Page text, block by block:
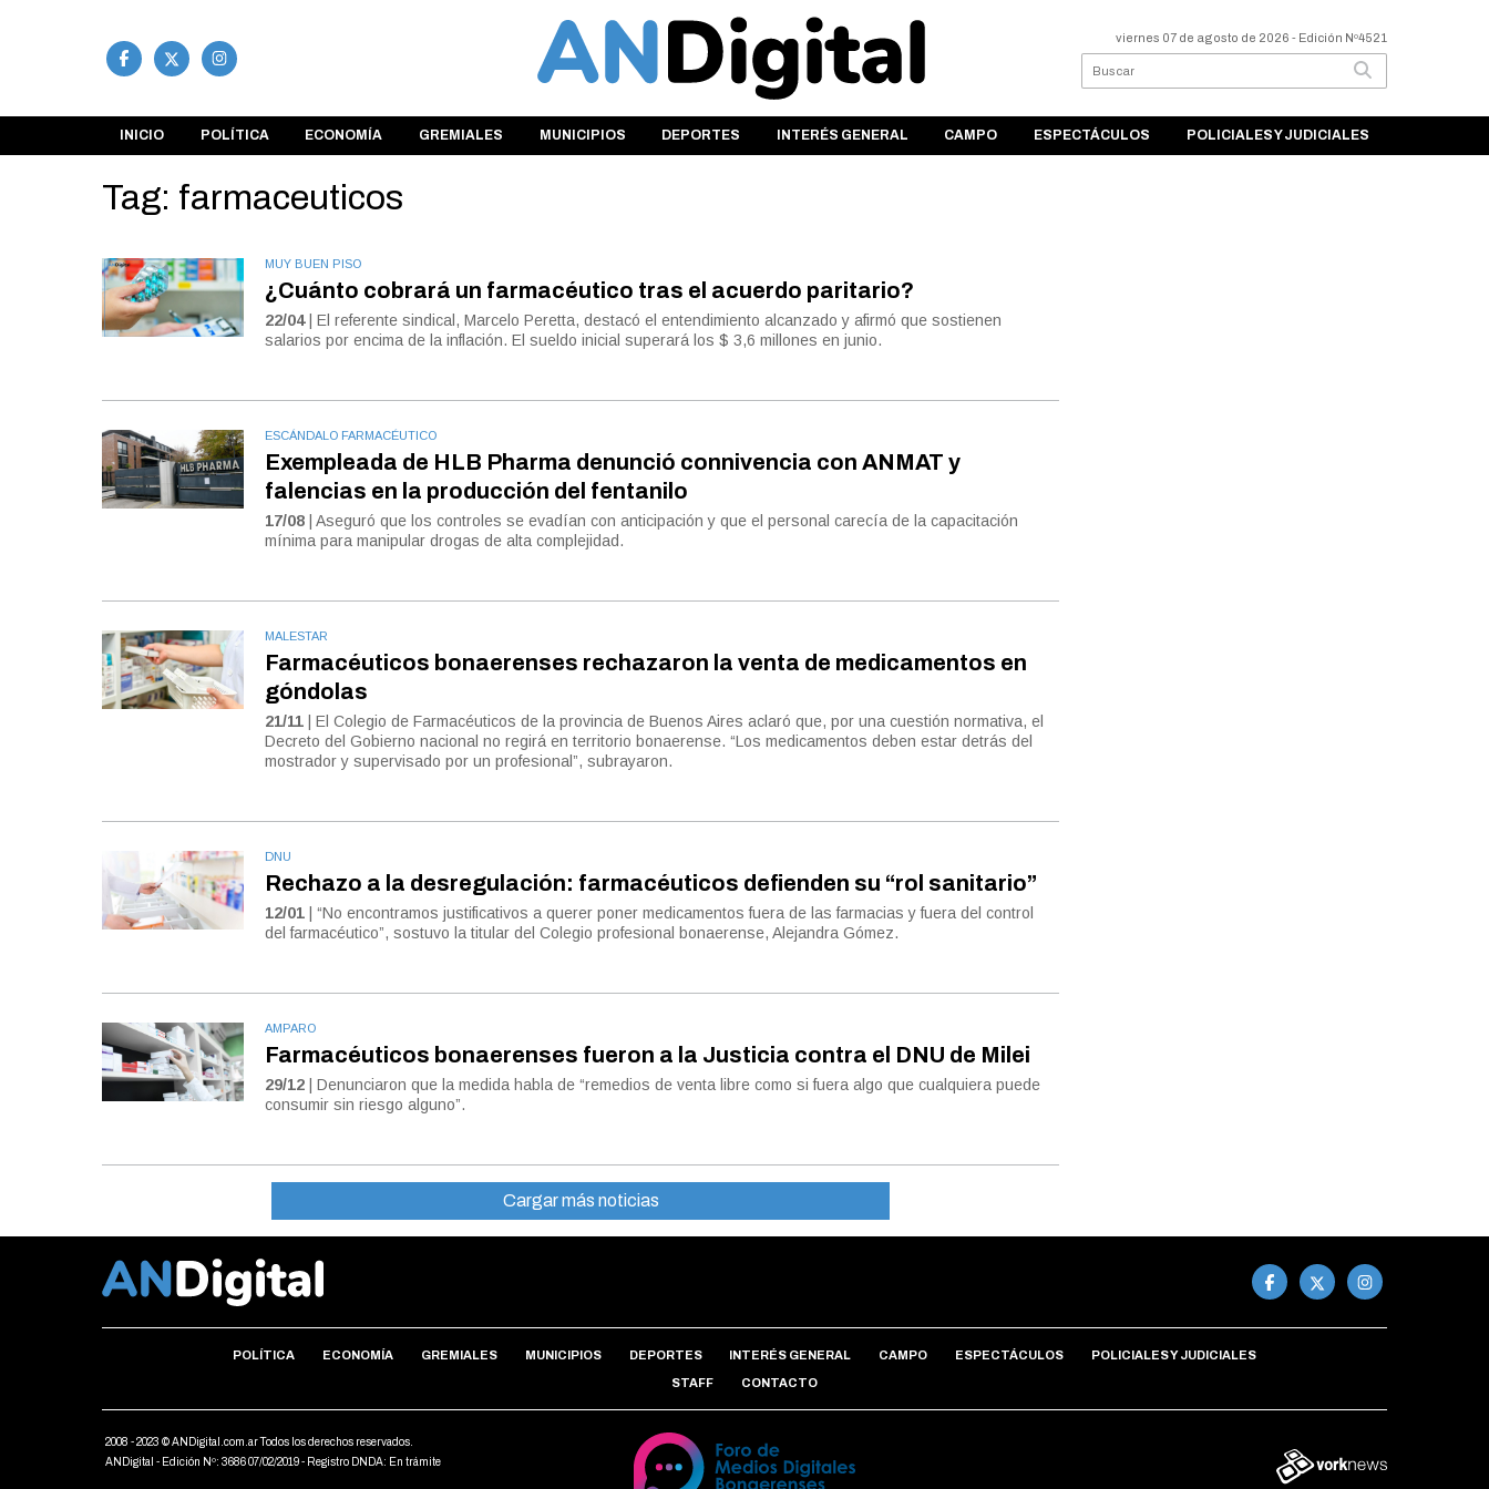
viernes 07 de agosto de 2026 - Edición Nº4521
INICIO POLÍTICA ECONOMÍA GREMIALES MUNICIPIOS DEPORTES INTERÉS GENERAL CAMPO ESPECTÁCULOS POLICIALES Y JUDICIALES
Tag: farmaceuticos
MUY BUEN PISO
¿Cuánto cobrará un farmacéutico tras el acuerdo paritario?
22/04| El referente sindical, Marcelo Peretta, destacó el entendimiento alcanzado y afirmó que sostienen
salarios por encima de la inflación. El sueldo inicial superará los $ 3,6 millones en junio.
ESCÁNDALO FARMACÉUTICO
Exempleada de HLB Pharma denunció connivencia con ANMAT y
falencias en la producción del fentanilo
17/08 | Aseguró que los controles se evadían con anticipación y que el personal carecía de la capacitación
mínima para manipular drogas de alta complejidad.
MALESTAR
Farmacéuticos bonaerenses rechazaron la venta de medicamentos en
góndolas
21/11 | El Colegio de Farmacéuticos de la provincia de Buenos Aires aclaró que, por una cuestión normativa, el
Decreto del Gobierno nacional no regirá en territorio bonaerense. “Los medicamentos deben estar detrás del
mostrador y supervisado por un profesional”, subrayaron.
DNU
Rechazo a la desregulación: farmacéuticos defienden su “rol sanitario”
12/01 | “No encontramos justificativos a querer poner medicamentos fuera de las farmacias y fuera del control
del farmacéutico”, sostuvo la titular del Colegio profesional bonaerense, Alejandra Gómez.
AMPARO
Farmacéuticos bonaerenses fueron a la Justicia contra el DNU de Milei
29/12 | Denunciaron que la medida habla de “remedios de venta libre como si fuera algo que cualquiera puede
consumir sin riesgo alguno”.
Cargar más noticias
POLÍTICA ECONOMÍA GREMIALES MUNICIPIOS DEPORTES INTERÉS GENERAL CAMPO ESPECTÁCULOS POLICIALES Y JUDICIALES
STAFF CONTACTO
2008 - 2023 © ANDigital.com.ar Todos los derechos reservados.
ANDigital - Edición Nº: 3686 07/02/2019 - Registro DNDA: En trámite